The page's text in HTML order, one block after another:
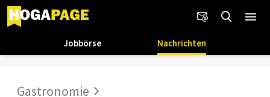
Jobbörse Nachrichten
Gastronomie